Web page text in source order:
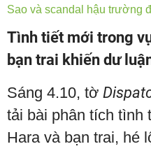
Sao và scandal hậu trường
Tình tiết mới trong
bạn trai khiến dư
Sáng 4.10, tờ
tải bài phân tích tình
Hara và bạn trai, hé